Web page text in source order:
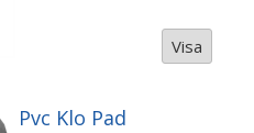
Visa
Pvc Klo Pad